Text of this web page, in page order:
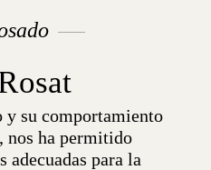
y su comportamiento
nos ha permitido
adecuadas para la